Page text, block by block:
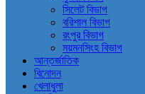
সিলেট বিভাগ
বরিশাল বিভাগ
রংপুর বিভাগ
ময়মনসিংহ বিভাগ
আন্তর্জাতিক
বিনোদন
খেলাধুলা